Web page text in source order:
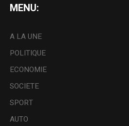
MENU:
A LA UNE
POLITIQUE
ECONOMIE
SOCIETE
SPORT
AUTO